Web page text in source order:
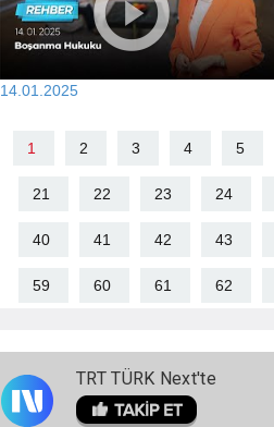
14.01.2025
1 2 3 4 5
21 22 23 24
40 41 42 43
59 60 61 62
TRT TÜRK Next'te